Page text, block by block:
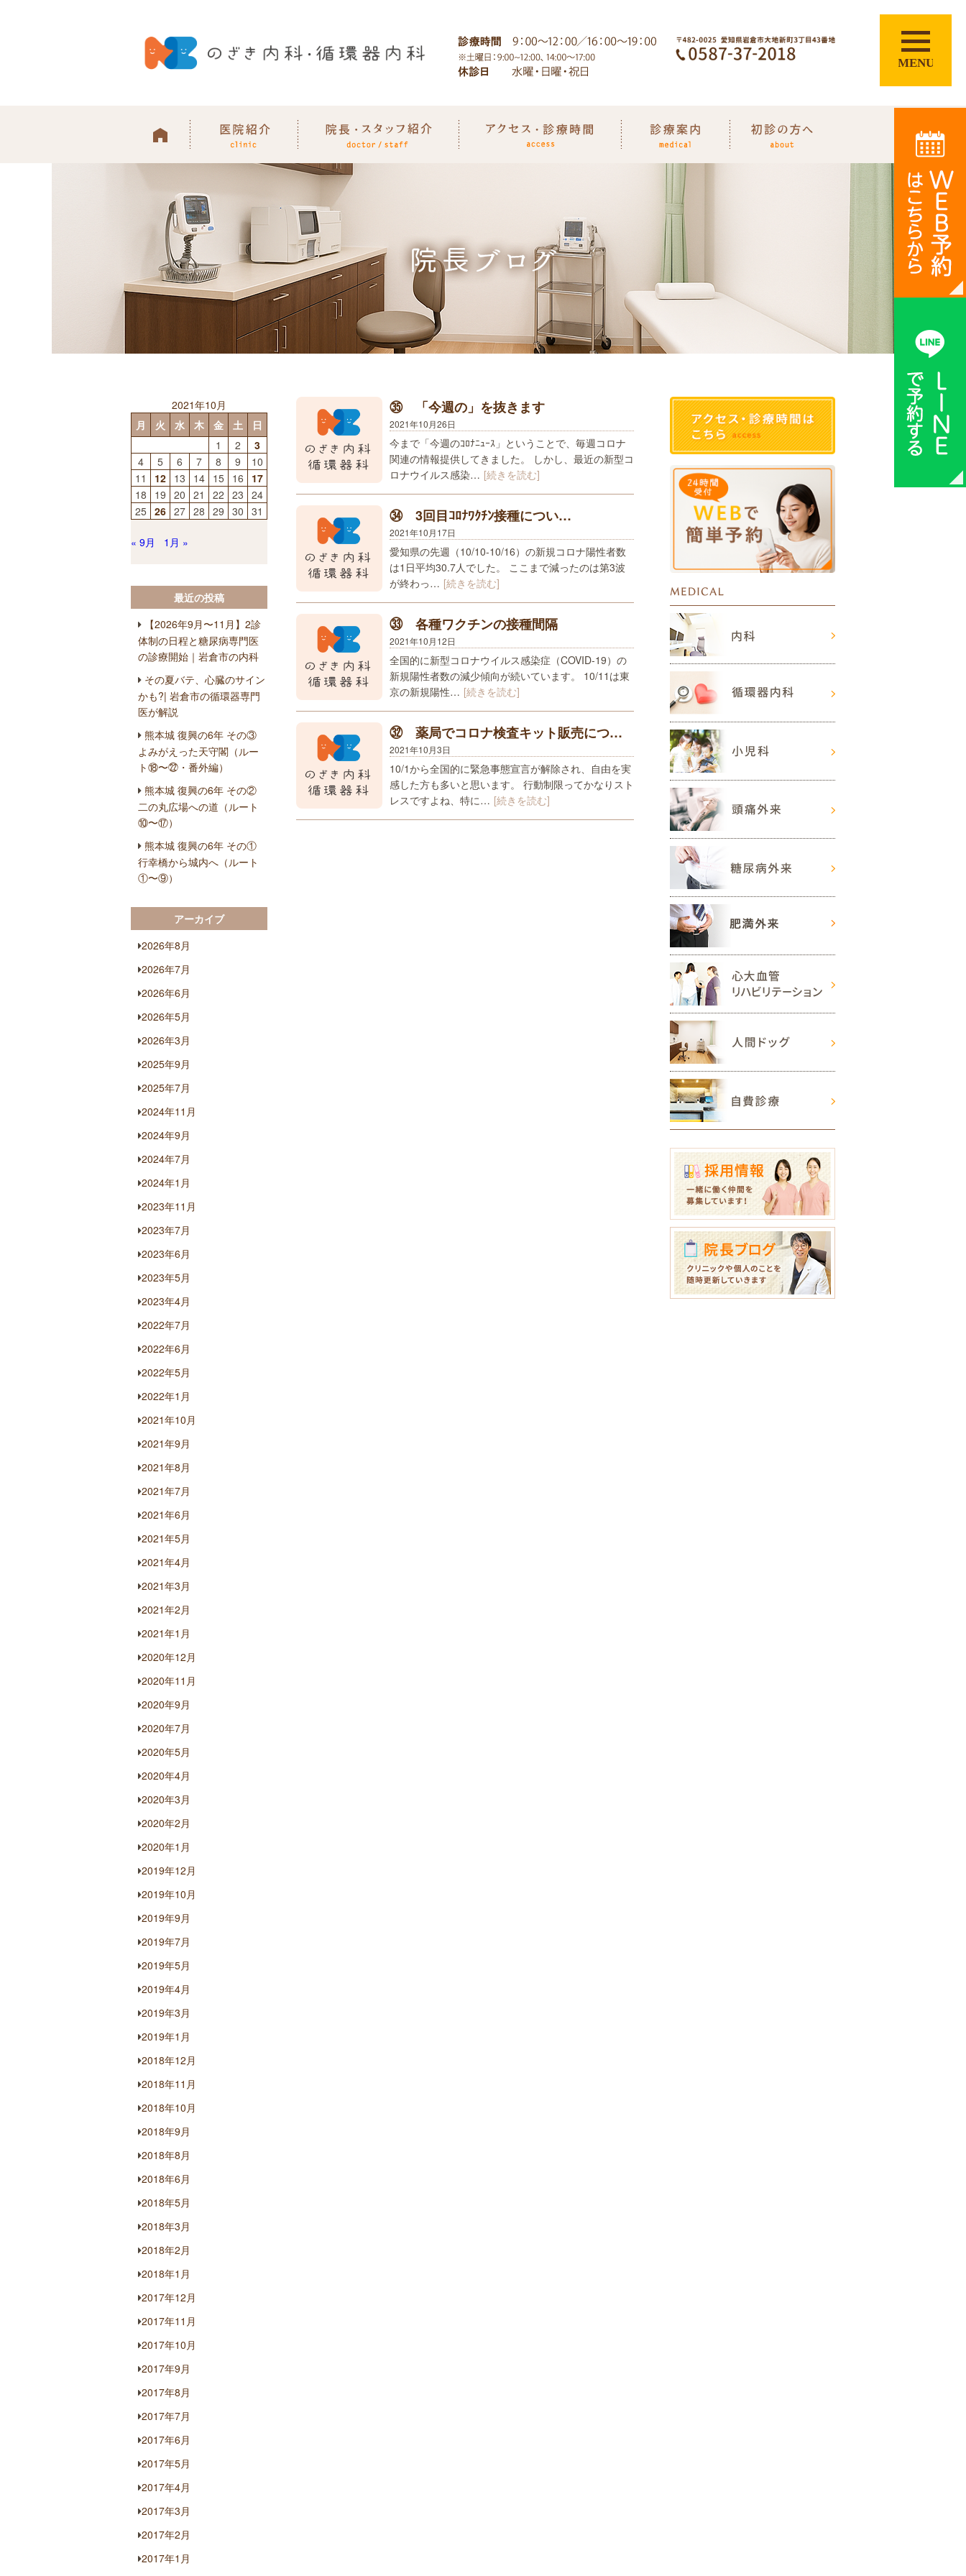
㉟ 「今週の」を抜きます
2021年10月26日
今まで「今週のｺﾛﾅﾆｭｰｽ」ということで、毎週コロナ
関連の情報提供してきました。 しかし、最近の新型コ
ロナウイルス感染… [続きを読む]
㉞ 3回目ｺﾛﾅﾜｸﾁﾝ接種につい…
2021年10月17日
愛知県の先週（10/10-10/16）の新規コロナ陽性者数
は1日平均30.7人でした。 ここまで減ったのは第3波
が終わっ… [続きを読む]
㉝ 各種ワクチンの接種間隔
2021年10月12日
全国的に新型コロナウイルス感染症（COVID-19）の
新規陽性者数の減少傾向が続いています。 10/11は東
京の新規陽性… [続きを読む]
㉜ 薬局でコロナ検査キット販売につ…
2021年10月3日
10/1から全国的に緊急事態宣言が解除され、自由を実
感した方も多いと思います。 行動制限ってかなりスト
レスですよね、特に… [続きを読む]
2021年10月
月
火 水 木 金 土
日
1
2
3
4
5 6 7 8 9
10
11
12 13 14 15 16
17
18
19 20 21 22 23 24
25 26 27 28 29 30 31
« 9月 1月 »
最近の投稿
【2026年9月〜11月】2診
体制の日程と糖尿病専門医
の診療開始｜岩倉市の内科
その夏バテ、心臓のサイン
かも?| 岩倉市の循環器専門
医が解説
熊本城 復興の6年 その③
よみがえった天守閣（ルー
ト⑱〜㉒・番外編）
熊本城 復興の6年 その②
二の丸広場への道（ルート
⑩〜⑰）
熊本城 復興の6年 その①
行幸橋から城内へ（ルート
①〜⑨）
アーカイブ
2026年8月
2026年7月
2026年6月
2026年5月
2026年3月
2025年9月
2025年7月
2024年11月
2024年9月
2024年7月
2024年1月
2023年11月
2023年7月
2023年6月
2023年5月
2023年4月
2022年7月
2022年6月
2022年5月
2022年1月
2021年10月
2021年9月
2021年8月
2021年7月
2021年6月
2021年5月
2021年4月
2021年3月
2021年2月
2021年1月
2020年12月
2020年11月
2020年9月
2020年7月
2020年5月
2020年4月
2020年3月
2020年2月
2020年1月
2019年12月
2019年10月
2019年9月
2019年7月
2019年5月
2019年4月
2019年3月
2019年1月
2018年12月
2018年11月
2018年10月
2018年9月
2018年8月
2018年6月
2018年5月
2018年3月
2018年2月
2018年1月
2017年12月
2017年11月
2017年10月
2017年9月
2017年8月
2017年7月
2017年6月
2017年5月
2017年4月
2017年3月
2017年2月
2017年1月